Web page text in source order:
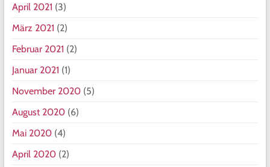
April 2021 (3)
März 2021 (2)
Februar 2021 (2)
Januar 2021 (1)
November 2020(5)
August 2020(6)
Mai 2020(4)
April 2020(2)